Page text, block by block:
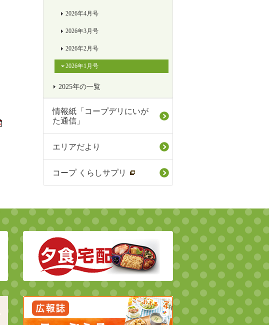
2026年4月号
2026年3月号
2026年2月号
2026年1月号
2025年の一覧
情報紙「コープデリにいが
た通信」
エリアだより
コープ くらしサプリ